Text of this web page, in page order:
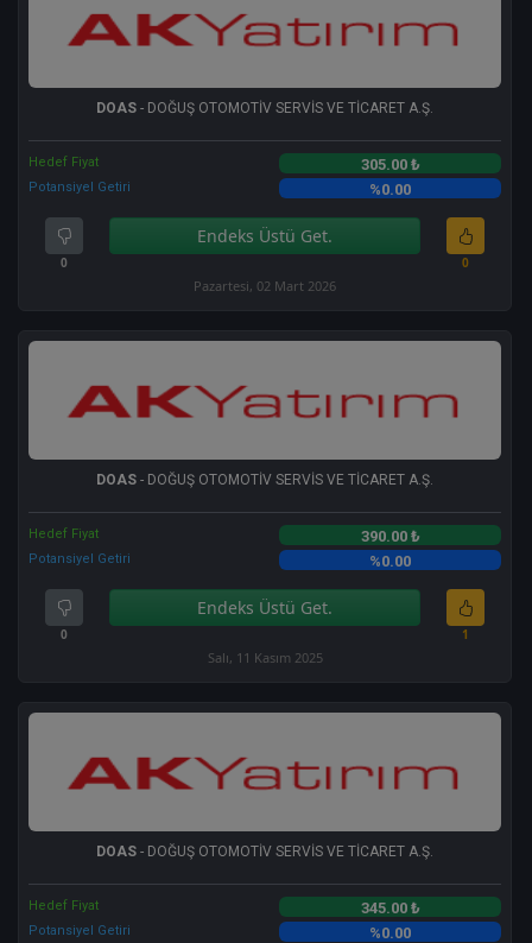
DOAS - DOĞUŞ OTOMOTİV SERVİS VE TİCARET A.Ş.
Hedef Fiyat 305.00 ₺
Potansiyel Getiri %0.00
0
Endeks Üstü Get.
0
Pazartesi, 02 Mart 2026
DOAS - DOĞUŞ OTOMOTİV SERVİS VE TİCARET A.Ş.
Hedef Fiyat 390.00 ₺
Potansiyel Getiri %0.00
0
Endeks Üstü Get.
1
Salı, 11 Kasım 2025
DOAS - DOĞUŞ OTOMOTİV SERVİS VE TİCARET A.Ş.
Hedef Fiyat 345.00 ₺
Potansiyel Getiri %0.00